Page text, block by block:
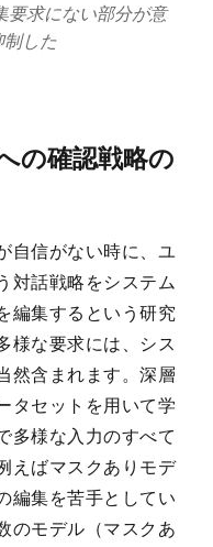
要求にない部分が意
した
の確認戦略の
自信がない時に、ユ
対話戦略をシステム
編集するという研究
様な要求には、シス
然含まれます。深層
タセットを用いて学
多様な入力のすべて
えばマスクありモデ
編集を苦手としてい
のモデル（マスクあ